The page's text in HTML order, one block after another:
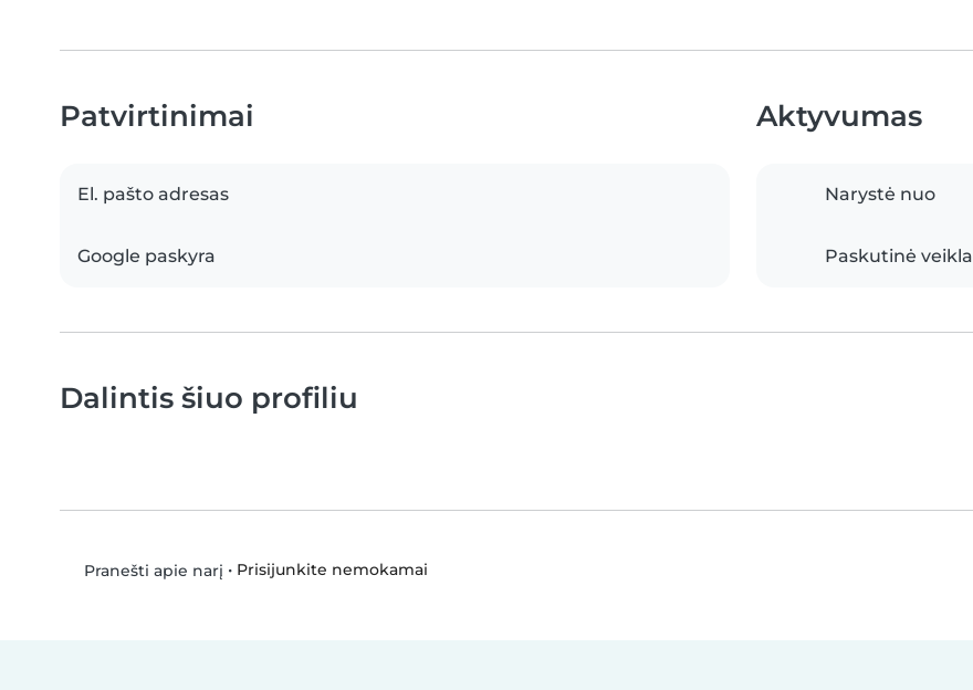
Patvirtinimai
El. pašto adresas
Google paskyra
Aktyvumas
Narystė nuo
Paskutinė veikla
Dalintis šiuo profiliu
Pranešti apie narį • Prisijunkite nemokamai